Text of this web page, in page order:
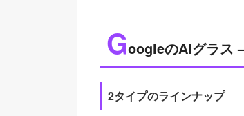
GoogleのAIグラス
2タイプのラインナップ